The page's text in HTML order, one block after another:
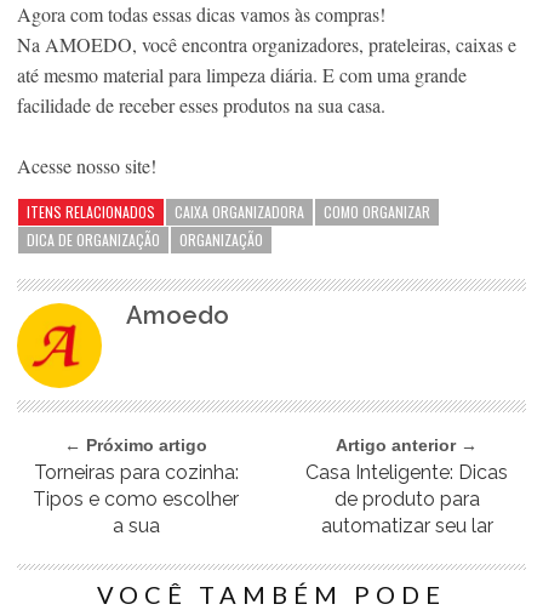
Agora com todas essas dicas vamos às compras!
Na AMOEDO, você encontra organizadores, prateleiras, caixas e
até mesmo material para limpeza diária. E com uma grande
facilidade de receber esses produtos na sua casa.
Acesse nosso site!
ITENS RELACIONADOS CAIXA ORGANIZADORA
COMO ORGANIZAR
DICA DE ORGANIZAÇÃO
ORGANIZAÇÃO
Amoedo
← Próximo artigo
Torneiras para cozinha:
Tipos e como escolher
a sua
Artigo anterior →
Casa Inteligente: Dicas
de produto para
automatizar seu lar
VOCÊ TAMBÉM PODE